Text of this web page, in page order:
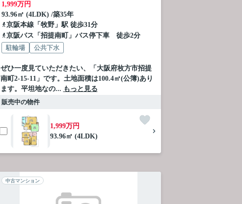
1,999万円
93.96㎡ (4LDK) /築35年
京阪本線「 牧野」駅 徒歩31分
京阪バス「招提南町」バス停下車 徒歩2分
駐輪場
公共下水
ぜひ一度見ていただきたい、「大阪府枚方市招提
南町2-15-11」です。土地面積は100.4㎡(公簿)あり
ます。平坦地なの... もっと見る
販売中の物件
1,999万円
93.96㎡ (4LDK)
中古マンション